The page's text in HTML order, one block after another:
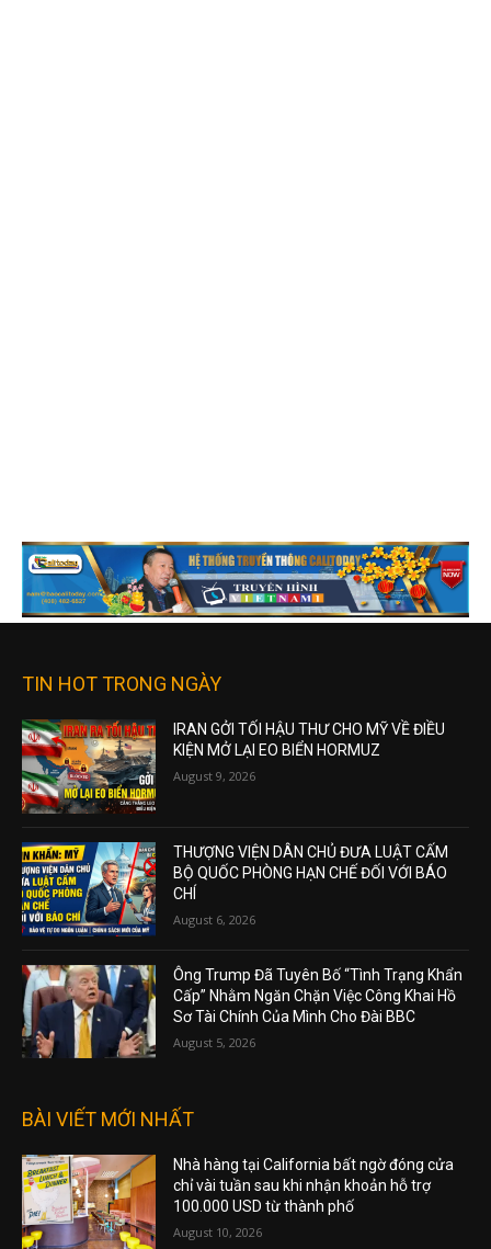
TIN HOT TRONG NGÀY
IRAN GỞI TỐI HẬU THƯ CHO MỸ VỀ ĐIỀU
KIỆN MỞ LẠI EO BIỂN HORMUZ
August 9, 2026
THƯỢNG VIỆN DÂN CHỦ ĐƯA LUẬT CẤM
BỘ QUỐC PHÒNG HẠN CHẾ ĐỐI VỚI BÁO
CHÍ
August 6, 2026
Ông Trump Đã Tuyên Bố “Tình Trạng Khẩn
Cấp” Nhằm Ngăn Chặn Việc Công Khai Hồ
Sơ Tài Chính Của Mình Cho Đài BBC
August 5, 2026
BÀI VIẾT MỚI NHẤT
Nhà hàng tại California bất ngờ đóng cửa
chỉ vài tuần sau khi nhận khoản hỗ trợ
100.000 USD từ thành phố
August 10, 2026